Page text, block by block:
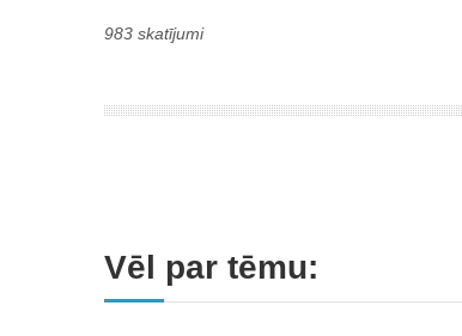
983 skatījumi
Vēl par tēmu: